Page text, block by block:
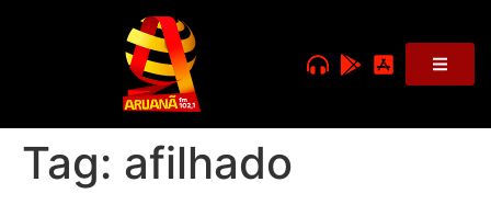
Tag: afilhado